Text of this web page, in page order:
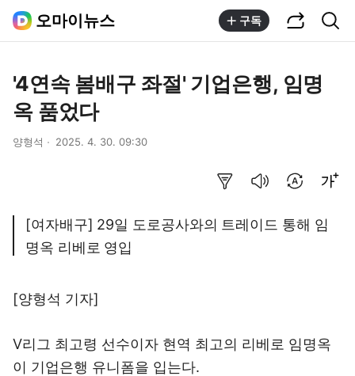
오마이뉴스 구독
'4연속 봄배구 좌절' 기업은행, 임명
옥 품었다
양형석 2025. 4. 30. 09:30
[여자배구] 29일 도로공사와의 트레이드 통해 임
명옥 리베로 영입
[양형석 기자]
V리그 최고령 선수이자 현역 최고의 리베로 임명옥
이 기업은행 유니폼을 입는다.